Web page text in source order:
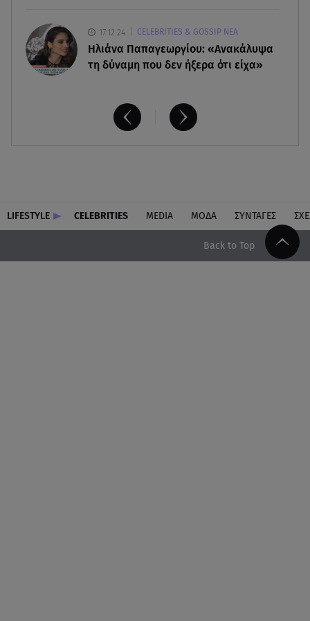
17.12.24 CELEBRITIES & GOSSIP ΝΕΑ
Ηλιάνα Παπαγεωργίου: «Ανακάλυψα
τη δύναμη που δεν ήξερα ότι είχα»
LIFESTYLE CELEBRITIES MEDIA ΜΟΔΑ ΣΥΝΤΑΓΕΣ
Back to Top